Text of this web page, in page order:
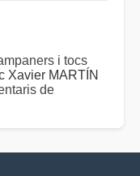
i tocs
Xavier MARTÍN
de